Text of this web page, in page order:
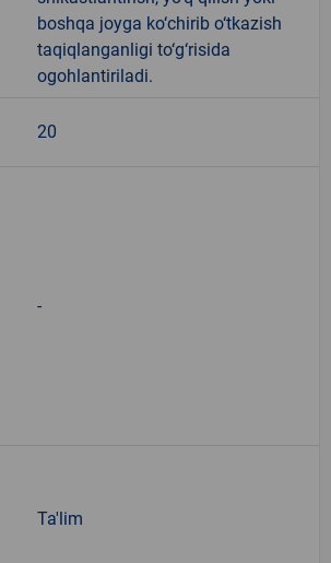
boshqa joyga ko‘chirib o‘tkazish
taqiqlanganligi to‘g‘risida
ogohlantiriladi.
20
-
Ta'lim